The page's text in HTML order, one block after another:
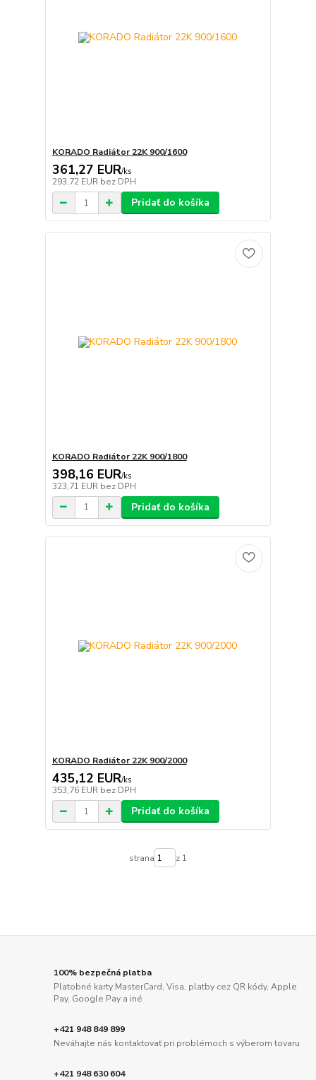
KORADO Radiátor 22K 900/1600
361,27 EUR/ks
293,72 EUR bez DPH
Pridať do košíka
KORADO Radiátor 22K 900/1800
398,16 EUR/ks
323,71 EUR bez DPH
Pridať do košíka
KORADO Radiátor 22K 900/2000
435,12 EUR/ks
353,76 EUR bez DPH
Pridať do košíka
strana z 1
100% bezpečná platba
Platobné karty MasterCard, Visa, platby cez QR kódy, Apple
Pay, Google Pay a iné
+421 948 849 899
Neváhajte nás kontaktovať pri problémoch s výberom tovaru
+421 948 630 604